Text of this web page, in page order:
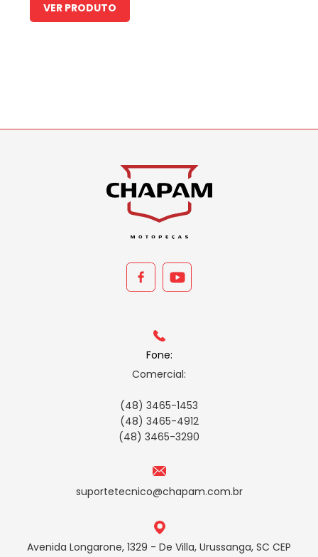
VER PRODUTO
Fone:
Comercial:
(48) 3465-1453
(48) 3465-4912
(48) 3465-3290
suportetecnico@chapam.com.br
Avenida Longarone, 1329 - De Villa, Urussanga, SC CEP